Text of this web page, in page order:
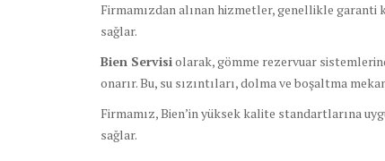
Firmamızdan alınan hizmetler, genellikle garanti
sağlar.
Bien Servisiolarak, gömme rezervuar
onarır. Bu, su sızıntıları, dolma ve boşaltma
Firmamız, Bien’in yüksek kalite standartlarına
sağlar.